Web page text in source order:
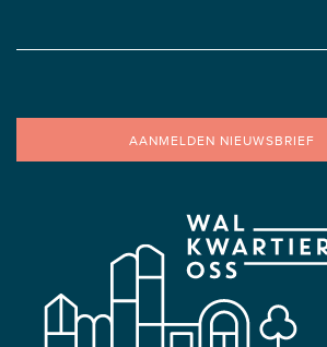
AANMELDEN NIEUWSBRIEF